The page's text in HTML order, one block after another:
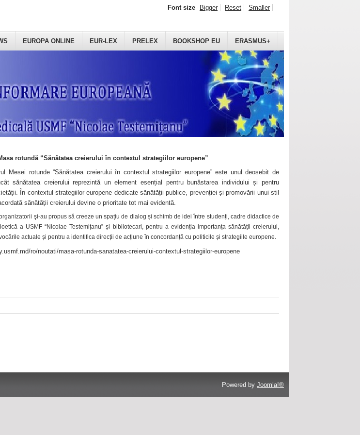
EUROPA ONLINE EUR-LEX PRELEX BOOKSHOP EU ERASMUS+
Font size Bigger Reset Smaller
rotundă “Sănătatea creierului în contextul strategiilor europene”
Mesei rotunde “Sănătatea creierului în contextul strategiilor europene” este unul deosebit de
sănătatea creierului reprezintă un element esențial pentru bunăstarea individului și pentru
În contextul strategiilor europene dedicate sănătății publice, prevenției și promovării unui stil
sănătății creierului devine o prioritate tot mai evidentă.
şi-au propus să creeze un spațiu de dialog și schimb de idei între studenți, cadre didactice de
a USMF “Nicolae Testemițanu” și bibliotecari, pentru a evidenția importanța sănătății creierului,
actuale și pentru a identifica direcții de acțiune în concordanță cu politicile și strategiile europene.
ro/noutati/masa-rotunda-sanatatea-creierului-contextul-strategiilor-europene
Powered by Joomla!®